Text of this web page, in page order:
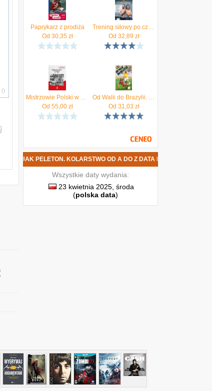
Paprykarz z prodiża
Od 30,35zł
Trening siłowy po czterdziestce. 6-tygodniowy program budowania mięśni, poprawy mobilności i idealnej sylwetki
Od 32,89 zł
Mistrzowie Polski w Szachach cz.2 1979-2021
Od 55,00zł
Od Walii do Brazylii. X piłkarskie mistrzostwa świata wyd. 2
Od 31,03 zł
PELETON. KOLARSTWO OD A DO Z DATA PREMIERY
Wszystkie daty wydania:
23 kwietnia 2025, środa
(polska data)